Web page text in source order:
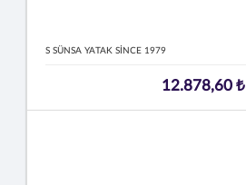
S SÜNSA YATAK SİNCE 1979
12.878,60 ₺